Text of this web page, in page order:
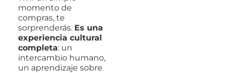
momento de
compras, te
sorprenderás. Es una
experiencia cultural
completa: un
intercambio humano,
un aprendizaje sobre